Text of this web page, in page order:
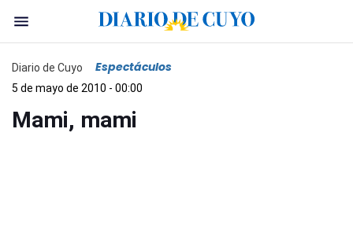
Diario de Cuyo Espectáculos
5 de mayo de 2010 - 00:00
Mami, mami